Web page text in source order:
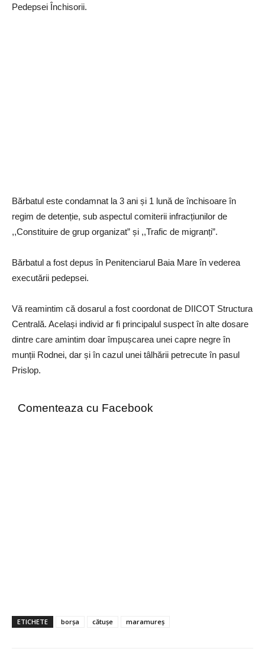
Pedepsei Închisorii.
Bărbatul este condamnat la 3 ani și 1 lună de închisoare în
regim de detenție, sub aspectul comiterii infracțiunilor de
,,Constituire de grup organizat” și ,,Trafic de migranți”.
Bărbatul a fost depus în Penitenciarul Baia Mare în vederea
executării pedepsei.
Vă reamintim că dosarul a fost coordonat de DIICOT Structura
Centrală. Același individ ar fi principalul suspect în alte dosare
dintre care amintim doar împușcarea unei capre negre în
munții Rodnei, dar și în cazul unei tâlhării petrecute în pasul
Prislop.
Comenteaza cu Facebook
ETICHETE borșa cătușe maramureș